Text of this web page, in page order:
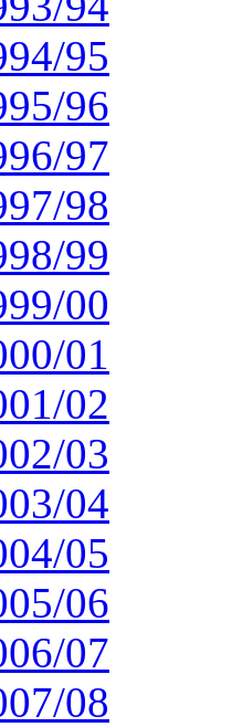
95
96
97
98
99
00
01
02
03
04
05
06
07
08